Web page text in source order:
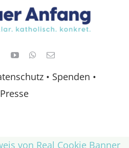
• Spenden •
Presse
von Real Cookie Banner